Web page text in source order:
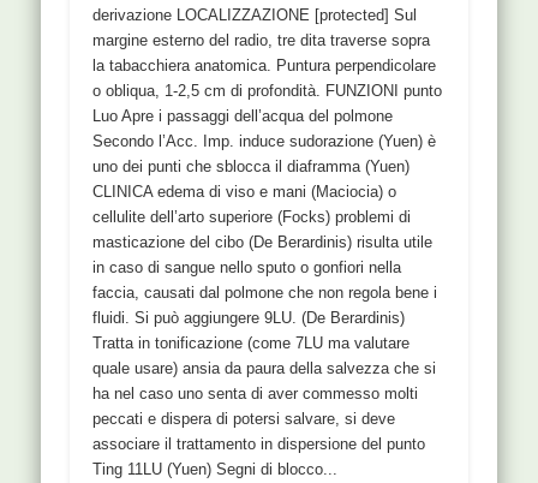
derivazione LOCALIZZAZIONE [protected] Sul
margine esterno del radio, tre dita traverse sopra
la tabacchiera anatomica. Puntura perpendicolare
o obliqua, 1-2,5 cm di profondità. FUNZIONI punto
Luo Apre i passaggi dell’acqua del polmone
Secondo l’Acc. Imp. induce sudorazione (Yuen) è
uno dei punti che sblocca il diaframma (Yuen)
CLINICA edema di viso e mani (Maciocia) o
cellulite dell’arto superiore (Focks) problemi di
masticazione del cibo (De Berardinis) risulta utile
in caso di sangue nello sputo o gonfiori nella
faccia, causati dal polmone che non regola bene i
fluidi. Si può aggiungere 9LU. (De Berardinis)
Tratta in tonificazione (come 7LU ma valutare
quale usare) ansia da paura della salvezza che si
ha nel caso uno senta di aver commesso molti
peccati e dispera di potersi salvare, si deve
associare il trattamento in dispersione del punto
Ting 11LU (Yuen) Segni di blocco...